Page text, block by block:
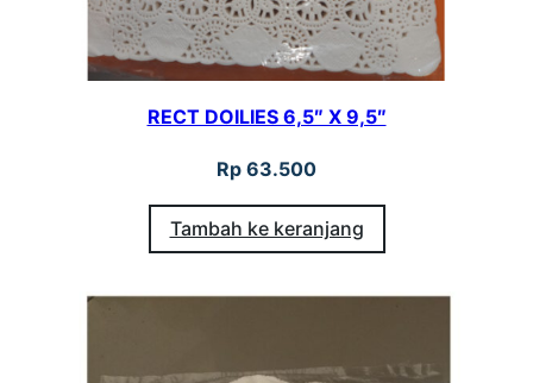
RECT DOILIES 6,5″ X 9,5″
Rp 63.500
Tambah ke keranjang